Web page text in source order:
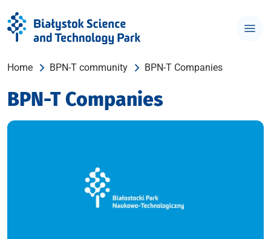
Home BPN-T community BPN-T Companies
BPN-T Companies